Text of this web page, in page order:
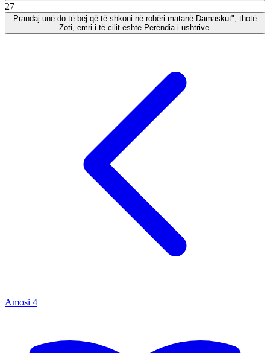
27
Prandaj unë do të bëj që të shkoni në robëri matanë Damaskut", thotë
Zoti, emri i të cilit është Perëndia i ushtrive.
Amosi 4